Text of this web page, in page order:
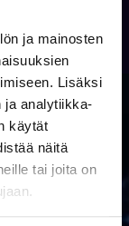
ja mainosten
Lisäksi
ja analytiikka-
käytät
näitä
tai joita on